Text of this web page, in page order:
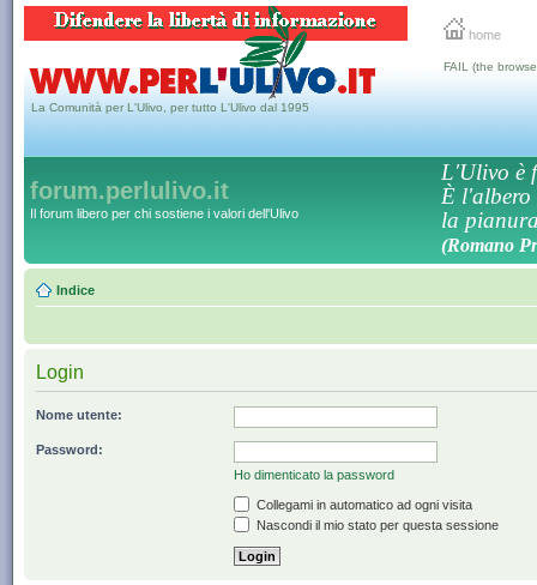
home
La Comunità per L'Ulivo, per tutto L'Ulivo dal 1995
FAIL (the
forum.perlulivo.it
Il forum libero per chi sostiene i valori dell'Ulivo
L'Ulivo è
È l'albero
la
(Romano
Indice
Login
Nome utente:
Password:
Ho dimenticato la password
Collegami in automatico ad ogni visita
Nascondi il mio stato per questa sessione